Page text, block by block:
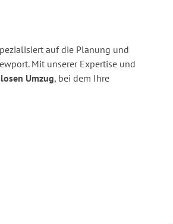
auf die Planung und
Mit unserer Expertise und
Umzug, bei dem Ihre